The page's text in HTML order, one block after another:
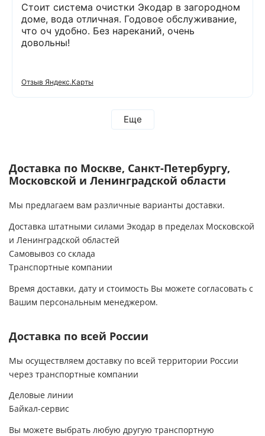
Стоит система очистки Экодар в загородном
доме, вода отличная. Годовое обслуживание,
что оч удобно. Без нареканий, очень
довольны!
Отзыв Яндекс.Карты
Еще
Доставка по Москве, Санкт-Петербургу,
Московской и Ленинградской области
Мы предлагаем вам различные варианты доставки.
Доставка штатными силами Экодар в пределах Московской
и Ленинградской областей
Самовывоз со склада
Транспортные компании
Время доставки, дату и стоимость Вы можете согласовать с
Вашим персональным менеджером.
Доставка по всей России
Мы осуществляем доставку по всей территории России
через транспортные компании
Деловые линии
Байкал-сервис
Вы можете выбрать любую другую транспортную